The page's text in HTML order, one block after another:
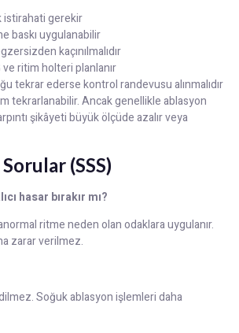
istirahati gerekir
baskı uygulanabilir
kaçınılmalıdır
ve ritim holteri planlanır
tekrar ederse kontrol randevusu alınmalıdır
tekrarlanabilir. Ancak genellikle ablasyon
şikâyeti büyük ölçüde azalır veya
(SSS)
hasar bırakır mı?
ritme neden olan odaklara uygulanır.
zarar verilmez.
Soğuk ablasyon işlemleri daha